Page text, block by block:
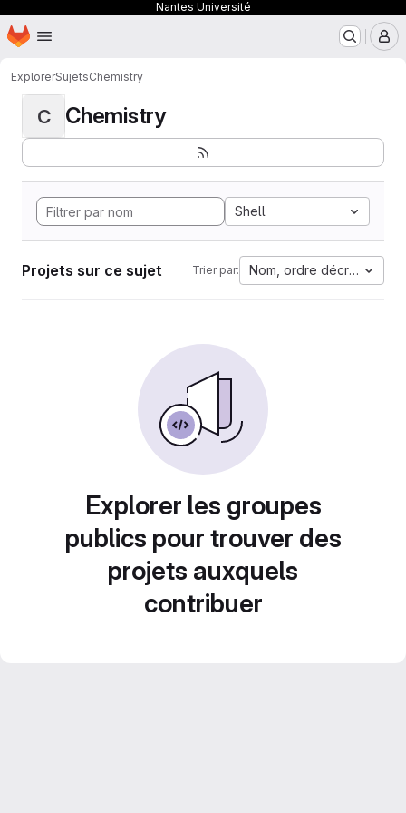
Nantes Université
Passer au contenu principal
Page d'accueil
ExplorerSujetsChemistry
C Chemistry
Shell
Projets sur ce sujet Trier par: Nom, ordre décroissant
Explorer les groupes
publics pour trouver des
projets auxquels
contribuer